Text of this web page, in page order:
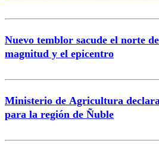
Nuevo temblor sacude el norte
magnitud y el epicentro
Ministerio de Agricultura
para la región de Ñuble